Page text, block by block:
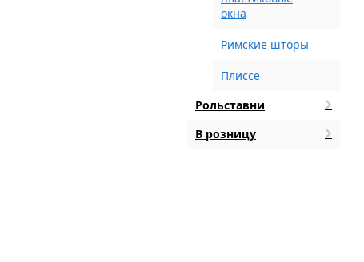
окна
Римские шторы
Плиссе
Рольставни
В розницу